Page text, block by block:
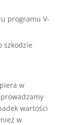
programu V-
szkodzie
w
wartości
w